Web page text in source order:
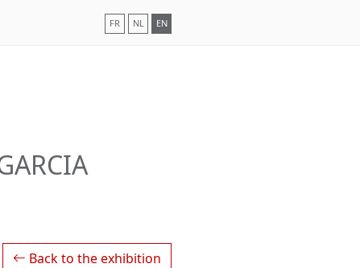
FR NL EN
Back to the exhibition